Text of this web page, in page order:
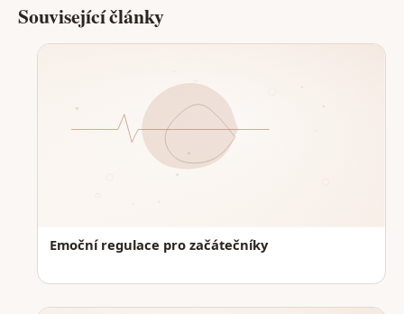
Související články
Emoční regulace pro začátečníky